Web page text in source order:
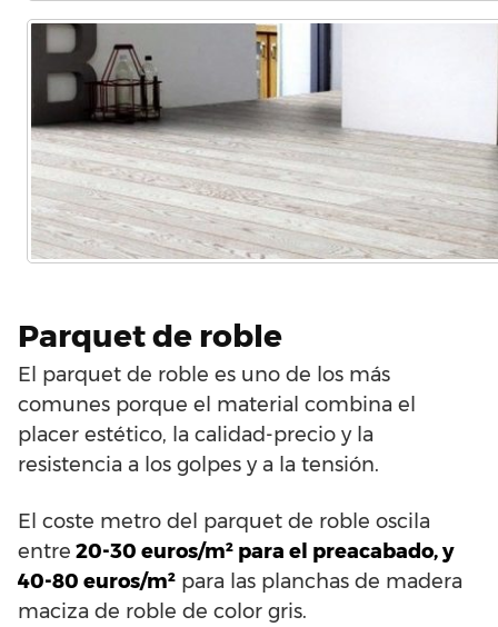
Parquet de roble
El parquet de roble es uno de los más
comunes porque el material combina el
placer estético, la calidad-precio y la
resistencia a los golpes y a la tensión.
El coste metro del parquet de roble oscila
entre 20-30 euros/m² para el preacabado, y
40-80 euros/m² para las planchas de madera
maciza de roble de color gris.